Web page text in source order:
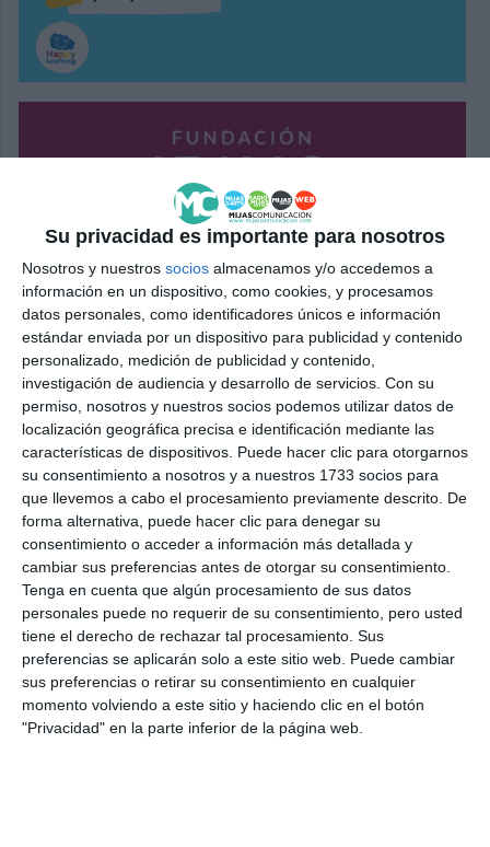
Su privacidad es importante para nosotros
Nosotros y nuestros socios almacenamos y/o accedemos a
información en un dispositivo, como cookies, y procesamos
datos personales, como identificadores únicos e información
estándar enviada por un dispositivo para publicidad y contenido
personalizado, medición de publicidad y contenido,
investigación de audiencia y desarrollo de servicios. Con su
permiso, nosotros y nuestros socios podemos utilizar datos de
localización geográfica precisa e identificación mediante las
características de dispositivos. Puede hacer clic para otorgarnos
su consentimiento a nosotros y a nuestros 1733 socios para
que llevemos a cabo el procesamiento previamente descrito. De
forma alternativa, puede hacer clic para denegar su
consentimiento o acceder a información más detallada y
cambiar sus preferencias antes de otorgar su consentimiento.
Tenga en cuenta que algún procesamiento de sus datos
personales puede no requerir de su consentimiento, pero usted
tiene el derecho de rechazar tal procesamiento. Sus
preferencias se aplicarán solo a este sitio web. Puede cambiar
sus preferencias o retirar su consentimiento en cualquier
momento volviendo a este sitio y haciendo clic en el botón
"Privacidad" en la parte inferior de la página web.